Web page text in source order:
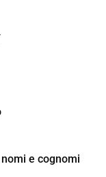
e cognomi